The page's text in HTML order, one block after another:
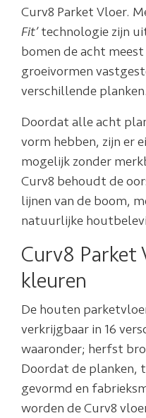
Curv8 Parket Vloer.
Fit’technologie zijn
bomen de acht
groeivormen
verschillende planken.
Doordat alle acht
vorm hebben, zijn er
mogelijk zonder
Curv8 behoudt de
lijnen van de boom,
natuurlijke
Curv8 Parket
kleuren
De houten
verkrijgbaar in 16
waaronder; herfst
Doordat de planken,
gevormd en
worden de Curv8